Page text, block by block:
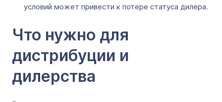
условий может привести к потере статуса дилера.
Что нужно для
дистрибуции и
дилерства